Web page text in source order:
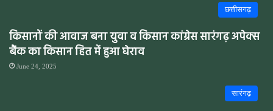
छत्तीसगढ़
किसानों की आवाज बना युवा व किसान कांग्रेस सारंगढ़ अपेक्स
बैंक का किसान हित में हुआ घेराव
June 24, 2025
सारंगढ़